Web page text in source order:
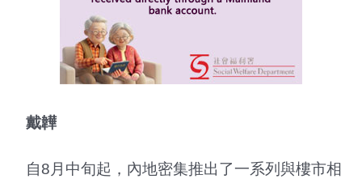
戴韡
自8月中旬起，內地密集推出了一系列與樓市相